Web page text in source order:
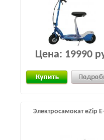
Цена: 19990
Электросамокат eZip